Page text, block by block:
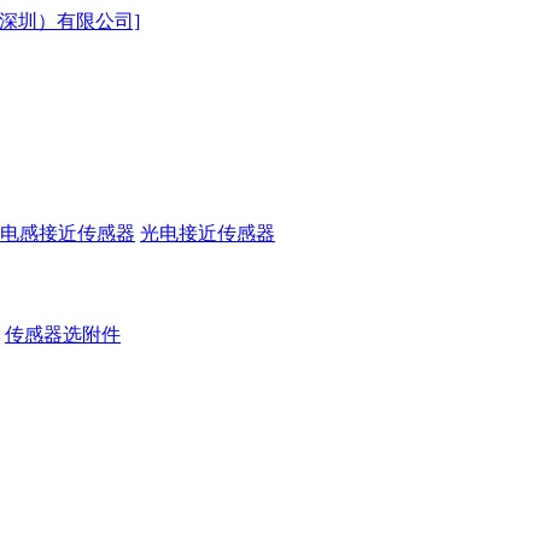
电感接近传感器 光电接近传感器
传感器选附件